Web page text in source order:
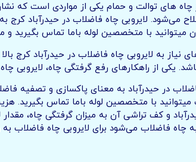
چاه های توالت و حمام یکی از مواردی است که
می‌شود. لایروبی چاه فاضلاب در حیدرآباد
میتوانید با متخصصین لوله باما تماس بگیرید و
نیاز به لایروبی چاه فاضلاب در حیدرآباد
یکی از راهکارهای رفع گرفتگی چاه،
در حیدرآباد به معنای پاکسازی و تصفیه
با متخصصین لوله باما تماس بگیرید.
و کف تراشی آن به میزان گرفتگی چاه،
فاضلاب می‌شود برای لایروبی چاه فاضلاب به